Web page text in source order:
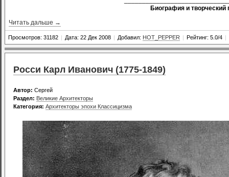
Биография и творческий
Читать дальше →
Просмотров: 31182 Дата: 22 Дек 2008 Добавил: HOT_PEPPER Рейтинг: 5.0/4
Росси Карл Иванович (1775-1849)
Автор: Сергей
Раздел: Великие Архитекторы
Категория: Архитекторы эпохи Классицизма